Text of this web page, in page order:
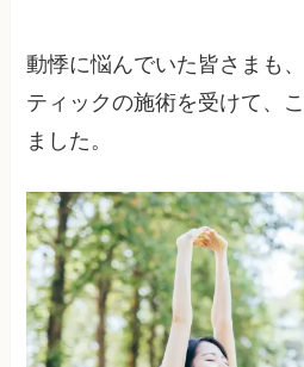
動悸に悩んでいた皆さまも
ティックの施術を受けて、
ました。